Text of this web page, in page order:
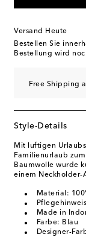
Versand Heute
Bestellen Sie
Bestellung wird
Free Shipping
Style-Details
Mit luftigen
Familienurlaub
Baumwolle wurde
einem Neckholder-
Material:
Made in
Farbe: Blau
Designer-